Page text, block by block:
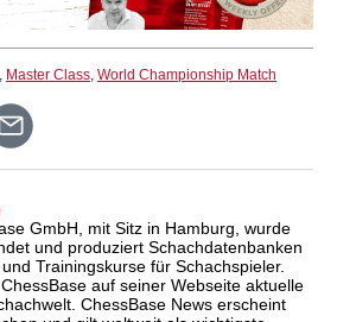
, Master Class, World Championship Match
GmbH, mit Sitz in Hamburg, wurde
und produziert Schachdatenbanken
Trainingskurse für Schachspieler.
auf seiner Webseite aktuelle
ChessBase News erscheint